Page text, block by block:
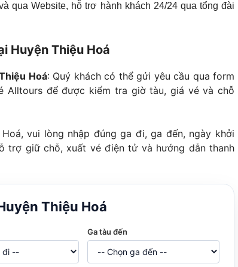
qua Website, hỗ trợ hành khách 24/24 qua tổng đài
Huyện Thiệu Hoá
Hoá: Quý khách có thể gửi yêu cầu qua form
Alltours để được kiểm tra giờ tàu, giá vé và chỗ
vui lòng nhập đúng ga đi, ga đến, ngày khởi
trợ giữ chỗ, xuất vé điện tử và hướng dẫn thanh
Thiệu Hoá
Ga tàu đến